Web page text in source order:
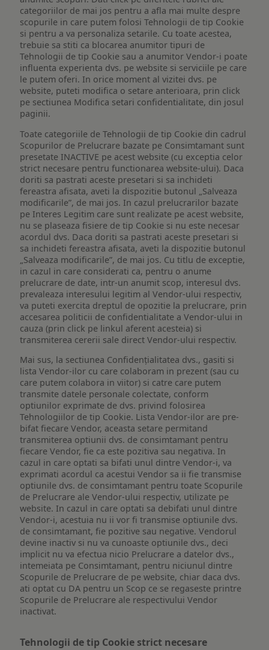
categoriilor de mai jos pentru a afla mai multe despre
scopurile in care putem folosi Tehnologii de tip Cookie
si pentru a va personaliza setarile. Cu toate acestea,
trebuie sa stiti ca blocarea anumitor tipuri de
Tehnologii de tip Cookie sau a anumitor Vendor-i poate
influenta experienta dvs. pe website si serviciile pe care
le putem oferi. In orice moment al vizitei dvs. pe
website, puteti modifica o setare anterioara, prin click
pe sectiunea Modifica setari confidentialitate, din josul
paginii.
Toate categoriile de Tehnologii de tip Cookie din cadrul
Scopurilor de Prelucrare bazate pe Consimtamant sunt
presetate INACTIVE pe acest website (cu exceptia celor
strict necesare pentru functionarea website-ului). Daca
doriti sa pastrati aceste presetari si sa inchideti
fereastra afisata, aveti la dispozitie butonul „Salveaza
modificarile”, de mai jos. In cazul prelucrarilor bazate
pe Interes Legitim care sunt realizate pe acest website,
nu se plaseaza fisiere de tip Cookie si nu este necesar
acordul dvs. Daca doriti sa pastrati aceste presetari si
sa inchideti fereastra afisata, aveti la dispozitie butonul
„Salveaza modificarile”, de mai jos. Cu titlu de exceptie,
in cazul in care considerati ca, pentru o anume
prelucrare de date, intr-un anumit scop, interesul dvs.
prevaleaza interesului legitim al Vendor-ului respectiv,
va puteti exercita dreptul de opozitie la prelucrare, prin
accesarea politicii de confidentialitate a Vendor-ului in
cauza (prin click pe linkul aferent acesteia) si
transmiterea cererii sale direct Vendor-ului respectiv.
Mai sus, la sectiunea Confidențialitatea dvs., gasiti si
lista Vendor-ilor cu care colaboram in prezent (sau cu
care putem colabora in viitor) si catre care putem
transmite datele personale colectate, conform
optiunilor exprimate de dvs. privind folosirea
Tehnologiilor de tip Cookie. Lista Vendor-ilor are pre-
bifat fiecare Vendor, aceasta setare permitand
transmiterea optiunii dvs. de consimtamant pentru
fiecare Vendor, fie ca este pozitiva sau negativa. In
cazul in care optati sa bifati unul dintre Vendor-i, va
exprimati acordul ca acestui Vendor sa ii fie transmise
optiunile dvs. de consimtamant pentru toate Scopurile
de Prelucrare ale Vendor-ului respectiv, utilizate pe
website. In cazul in care optati sa debifati unul dintre
Vendor-i, acestuia nu ii vor fi transmise optiunile dvs.
de consimtamant, fie pozitive sau negative. Vendorul
devine inactiv si nu va cunoaste optiunile dvs., deci
implicit nu va efectua nicio Prelucrare a datelor dvs.,
intemeiata pe Consimtamant, pentru niciunul dintre
Scopurile de Prelucrare de pe website, chiar daca dvs.
ati optat cu DA pentru un Scop ce se regaseste printre
Scopurile de Prelucrare ale respectivului Vendor
inactivat.
Tehnologii de tip Cookie strict necesare